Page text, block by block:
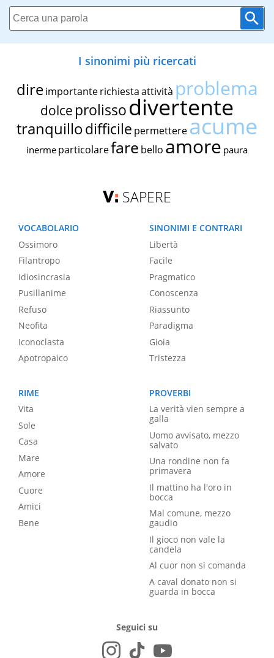
I sinonimi più ricercati
dire importante richiestaattività problema
dolce prolissodivertente
tranquillodifficile permettereacume
inerme particolarefare bello amore paura
SAPERE
VOCABOLARIO
Ossimoro
Filantropo
Idiosincrasia
Pusillanime
Refuso
Neofita
Iconoclasta
Apotropaico
SINONIMI E CONTRARI
Libertà
Facile
Pragmatico
Conoscenza
Riassunto
Paradigma
Gioia
Tristezza
RIME
Vita
Sole
Casa
Mare
Amore
Cuore
Amici
Bene
PROVERBI
La verità vien sempre a
galla
Uomo avvisato, mezzo
salvato
Una rondine non fa
primavera
Il mattino ha l'oro in
bocca
Mal comune, mezzo
gaudio
Il gioco non vale la
candela
Al cuor non si comanda
A caval donato non si
guarda in bocca
Seguici su